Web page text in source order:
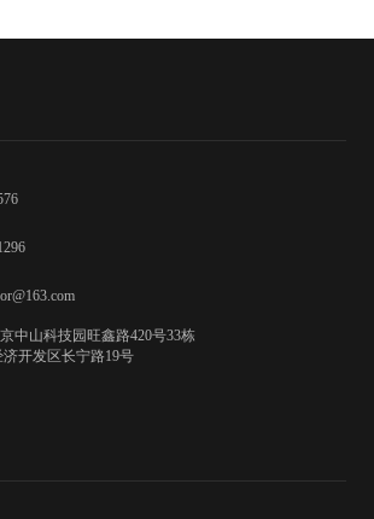
中山科技园旺鑫路420号33栋
开发区长宁路19号